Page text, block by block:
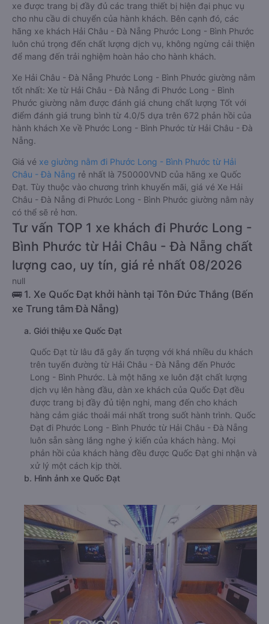
xe được trang bị đầy đủ các trang thiết bị hiện đại phục vụ
cho nhu cầu di chuyển của hành khách. Bên cạnh đó, các
hãng xe khách Hải Châu - Đà Nẵng Phước Long - Bình Phước
luôn chú trọng đến chất lượng dịch vụ, không ngừng cải thiện
để mang đến trải nghiệm hoàn hảo cho hành khách.
Xe Hải Châu - Đà Nẵng Phước Long - Bình Phước giường nằm
tốt nhất: Xe từ Hải Châu - Đà Nẵng đi Phước Long - Bình
Phước giường nằm được đánh giá chung chất lượng Tốt với
điểm đánh giá trung bình từ 4.0/5 dựa trên 672 phản hồi của
hành khách Xe về Phước Long - Bình Phước từ Hải Châu - Đà
Nẵng.
Giá vé xe giường nằm đi Phước Long - Bình Phước từ Hải
Châu - Đà Nẵng rẻ nhất là 750000VND của hãng xe Quốc
Đạt. Tùy thuộc vào chương trình khuyến mãi, giá vé Xe Hải
Châu - Đà Nẵng đi Phước Long - Bình Phước giường nằm này
có thể sẽ rẻ hơn.
Tư vấn TOP 1 xe khách đi Phước Long -
Bình Phước từ Hải Châu - Đà Nẵng chất
lượng cao, uy tín, giá rẻ nhất 08/2026
null
🚌 1. Xe Quốc Đạt khởi hành tại Tôn Đức Thắng (Bến
xe Trung tâm Đà Nẵng)
a. Giới thiệu xe Quốc Đạt
Quốc Đạt từ lâu đã gây ấn tượng với khá nhiều du khách
trên tuyến đường từ Hải Châu - Đà Nẵng đến Phước
Long - Bình Phước. Là một hãng xe luôn đặt chất lượng
dịch vụ lên hàng đầu, dàn xe khách của Quốc Đạt đều
được trang bị đầy đủ tiện nghi, mang đến cho khách
hàng cảm giác thoải mái nhất trong suốt hành trình. Quốc
Đạt đi Phước Long - Bình Phước từ Hải Châu - Đà Nẵng
luôn sẵn sàng lắng nghe ý kiến của khách hàng. Mọi
phản hồi của khách hàng đều được Quốc Đạt ghi nhận và
xử lý một cách kịp thời.
b. Hình ảnh xe Quốc Đạt